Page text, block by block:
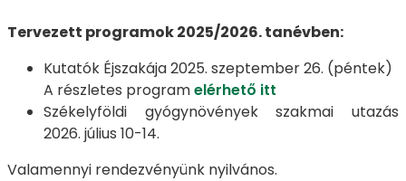
Tervezett programok 2025/2026. tanévben:
Kutatók Éjszakája 2025. szeptember 26. (péntek)
A részletes programelérhető itt
Székelyföldi gyógynövények szakmai utazás
2026. július 10-14.
Valamennyi rendezvényünk nyilvános.